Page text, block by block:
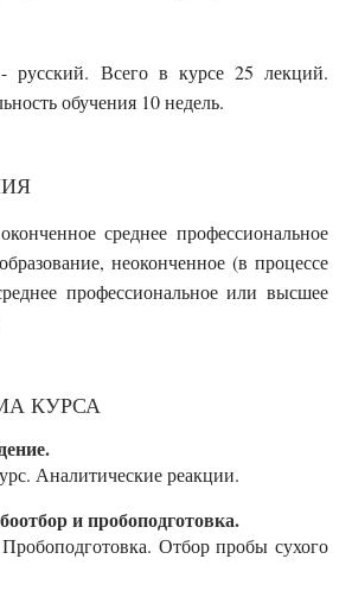
русский. Всего в курсе 25 лекций.
обучения 10недель.
среднее профессиональное
неоконченное (в процессе
профессиональное или высшее
КУРСА
Аналитические реакции.
и пробоподготовка.
Отбор пробы сухого